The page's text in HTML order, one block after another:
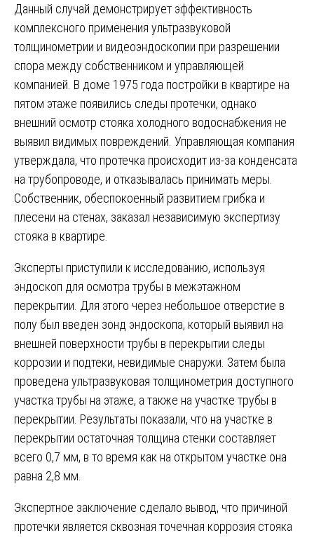
Данный случай демонстрирует эффективность
комплексного применения ультразвуковой
толщинометрии и видеоэндоскопии при разрешении
спора между собственником и управляющей
компанией. В доме 1975 года постройки в квартире на
пятом этаже появились следы протечки, однако
внешний осмотр стояка холодного водоснабжения не
выявил видимых повреждений. Управляющая компания
утверждала, что протечка происходит из-за конденсата
на трубопроводе, и отказывалась принимать меры.
Собственник, обеспокоенный развитием грибка и
плесени на стенах, заказал независимую экспертизу
стояка в квартире.
Эксперты приступили к исследованию, используя
эндоскоп для осмотра трубы в межэтажном
перекрытии. Для этого через небольшое отверстие в
полу был введен зонд эндоскопа, который выявил на
внешней поверхности трубы в перекрытии следы
коррозии и подтеки, невидимые снаружи. Затем была
проведена ультразвуковая толщинометрия доступного
участка трубы на этаже, а также на участке трубы в
перекрытии. Результаты показали, что на участке в
перекрытии остаточная толщина стенки составляет
всего 0,7 мм, в то время как на открытом участке она
равна 2,8 мм.
Экспертное заключение сделало вывод, что причиной
протечки является сквозная точечная коррозия стояка